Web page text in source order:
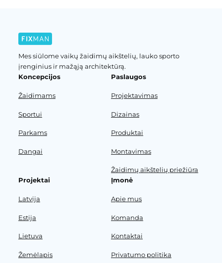
Mes siūlome vaikų žaidimų aikštelių, lauko sporto
įrenginius ir mažąją architektūrą.
Koncepcijos
Žaidimams
Sportui
Parkams
Dangai
Paslaugos
Projektavimas
Dizainas
Produktai
Montavimas
Žaidimų aikštelių priežiūra
Projektai
Latvija
Estija
Lietuva
Žemėlapis
Įmonė
Apie mus
Komanda
Kontaktai
Privatumo politika